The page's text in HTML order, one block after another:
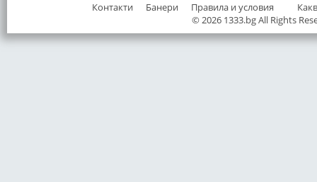
Контакти Банери Правила и условия
© 2026 1333.bg All Rights